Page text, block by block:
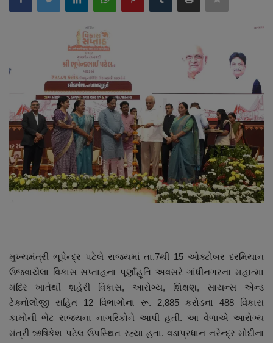
About Author
Dipotsav Special
આંતરરાષ્ટ્રીય
રાષ્ટ્રીય
ગુજરાત
જુનાગઢ
બજારના સમાચાર
નાણાંકીય સમાચાર
સ્થાનિક સમાચાર
મુખ્યમંત્રી ભૂપેન્દ્ર પટેલે રાજ્યમાં તા.7થી 15 ઓક્ટોબર દરમિયાન
ઉજવાયેલા વિકાસ સપ્તાહના પૂર્ણાહૂતિ અવસરે ગાંધીનગરના મહાત્મા
મંદિર ખાતેથી શહેરી વિકાસ, આરોગ્ય, શિક્ષણ, સાયન્સ એન્ડ
ટેક્નોલોજી સહિત 12 વિભાગોના રૂ. 2,885 કરોડના 488 વિકાસ
કામોની ભેટ રાજ્યના નાગરિકોને આપી હતી. આ વેળાએ આરોગ્ય
મંત્રી ઋષિકેશ પટેલ ઉપસ્થિત રહ્યા હતા. વડાપ્રધાન નરેન્દ્ર મોદીના